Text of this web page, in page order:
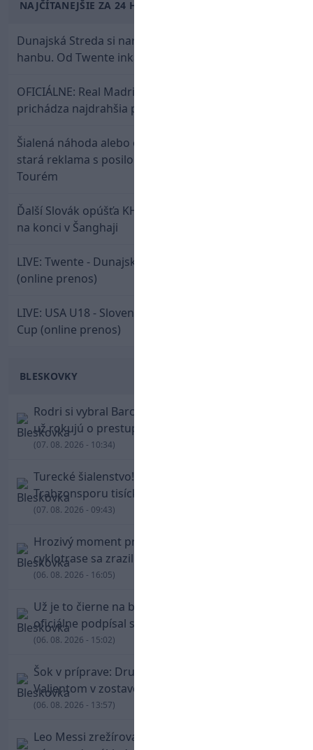
NAJČÍTANEJŠIE ZA 24 HODÍN
Dunajská Streda si narobila v Holandsku poriadnu
hanbu. Od Twente inkasovala poltucet
OFICIÁLNE: Real Madrid rozbil bank. Z Lipska
prichádza najdrahšia posila v klubovej histórii
Šialená náhoda alebo osud? Našla sa 11 rokov
stará reklama s posilou Slovana a trénerom
Tourém
Ďalší Slovák opúšťa KHL. Patrik Rybár sa dohodol
na konci v Šanghaji
LIVE: Twente - Dunajská Streda / Konferenčná liga
(online prenos)
LIVE: USA U18 - Slovensko U18 / Hlinka-Gretzky
Cup (online prenos)
BLESKOVKY
Rodri si vybral Barcelonu a odmietol Real. Kluby
už rokujú o prestupovej čiastke
(07. 08. 2026 - 10:34)
Turecké šialenstvo! Salaha vítali na štadióne
Trabzonsporu tisícky fanúšikov
(07. 08. 2026 - 09:43)
Hrozivý moment pre Zdena Cháru! Na
cyklotrase sa zrazil s bežcom
(06. 08. 2026 - 16:05)
Už je to čierne na bielom: Mohamed Salah
oficiálne podpísal s Trabzonsporom
(06. 08. 2026 - 15:02)
Šok v príprave: Druholigová Mallorca s
Valjentom v zostave zdolala PSG
(06. 08. 2026 - 13:57)
Leo Messi zrežíroval obrat Interu Miami, pri